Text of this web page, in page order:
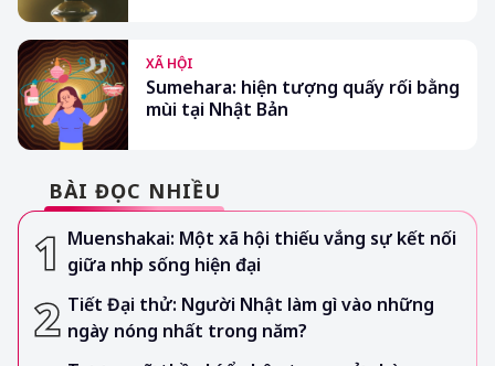
XÃ HỘI
Sumehara: hiện tượng quấy rối bằng
mùi tại Nhật Bản
BÀI ĐỌC NHIỀU
Muenshakai: Một xã hội thiếu vắng sự kết nối
giữa nhịp sống hiện đại
Tiết Đại thử: Người Nhật làm gì vào những
ngày nóng nhất trong năm?